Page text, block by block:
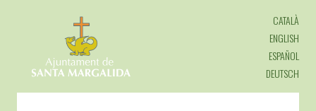
CATALÀ
ENGLISH
ESPAÑOL
DEUTSCH